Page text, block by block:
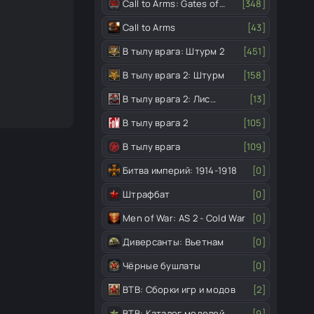
Call to Arms: Gates of
[348]
Call to Arms
[43]
В тылу врага: Штурм 2
[451]
В тылу врага 2: Штурм
[158]
В тылу врага 2: Лис
[13]
В тылу врага 2
[105]
В тылу врага
[109]
Битва империй: 1914-1918
[0]
Штрафбат
[0]
Men of War: AS 2 - Cold War
[0]
Диверсанты: Вьетнам
[0]
Чёрные бушлаты
[0]
ВТВ: Сборки игр и модов
[2]